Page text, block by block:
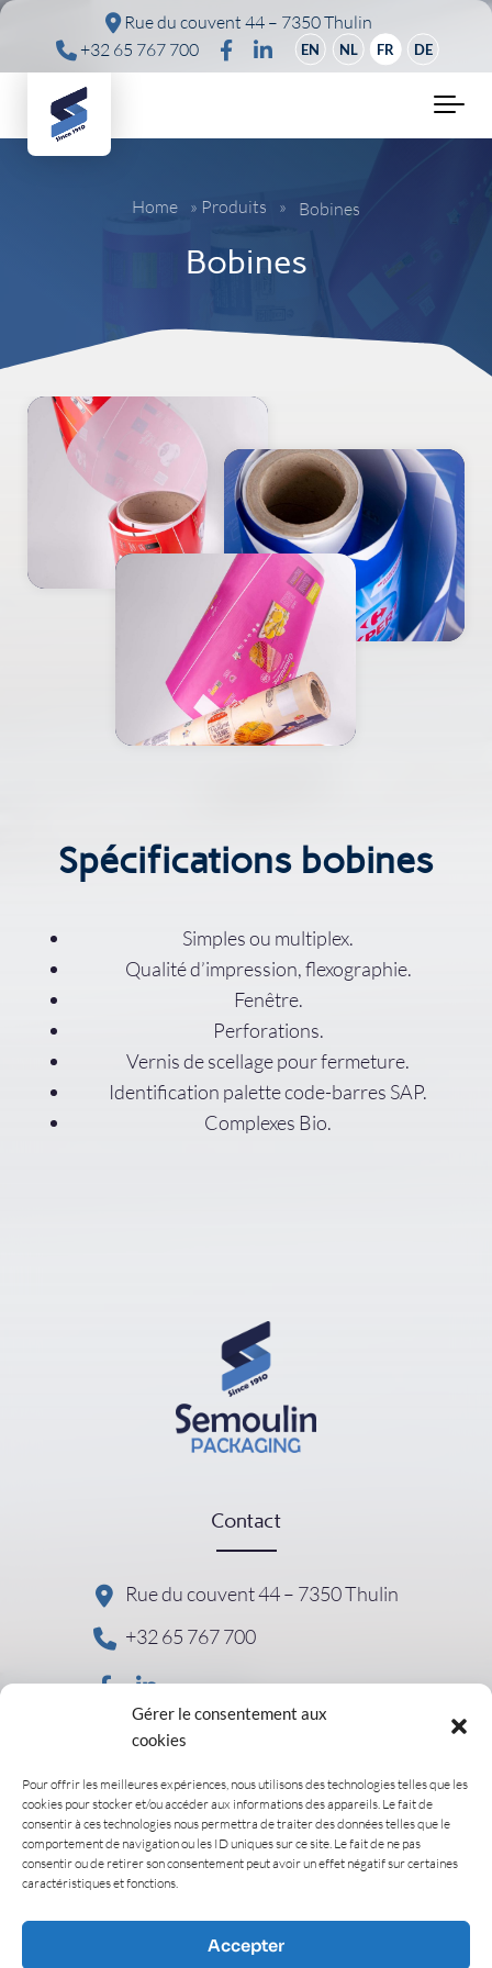
Gérer le consentement aux
cookies
Pour offrir les meilleures expériences, nous utilisons des technologies telles que les
cookies pour stocker et/ou accéder aux informations des appareils. Le fait de
consentir à ces technologies nous permettra de traiter des données telles que le
comportement de navigation ou les ID uniques sur ce site. Le fait de ne pas
consentir ou de retirer son consentement peut avoir un effet négatif sur certaines
caractéristiques et fonctions.
Accepter
Skip to main contentRue du couvent 44 – 7350 Thulin
+32 65 767 700
EN NL FR DE
Bobines
Home » Produits » Bobines
Spécifications bobines
Simples ou multiplex.
Qualité d’impression, flexographie.
Fenêtre.
Perforations.
Vernis de scellage pour fermeture.
Identification palette code-barres SAP.
Complexes Bio.
Contact
Rue du couvent 44 – 7350 Thulin
+32 65 767 700
Politique de confidentialité
Mentions légales
Contact